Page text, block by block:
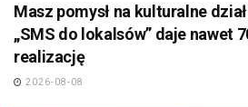
Masz pomysł na kulturalne
„SMS do lokalsów” daje nawet
realizację
2026-08-08